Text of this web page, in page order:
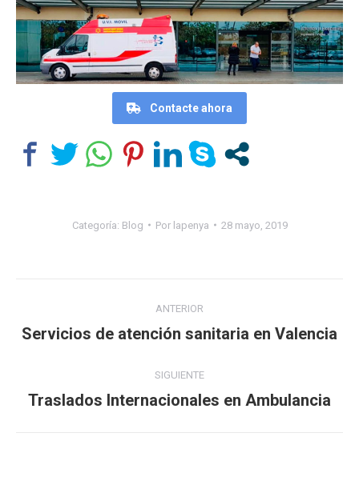
Contacte ahora
Categoría: Blog Por lapenya 28 mayo, 2019
entre
ANTERIOR
Publicación
Servicios de atención sanitaria en Valencia
SIGUIENTE
Publicación
Traslados Internacionales en Ambulancia